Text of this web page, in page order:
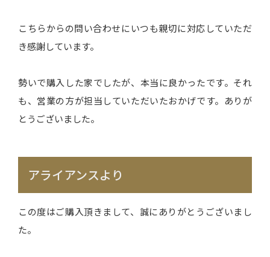
こちらからの問い合わせにいつも親切に対応していただ
き感謝しています。
勢いで購入した家でしたが、本当に良かったです。それ
も、営業の方が担当していただいたおかげです。ありが
とうございました。
アライアンスより
この度はご購入頂きまして、誠にありがとうございまし
た。